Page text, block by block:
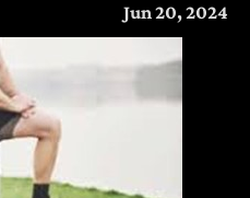
Jun 20, 2024